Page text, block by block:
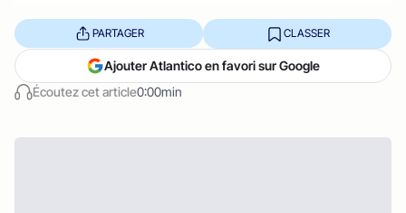
Écoutez cet article0:00min
PARTAGER CLASSER
Ajouter Atlantico en favori sur Google